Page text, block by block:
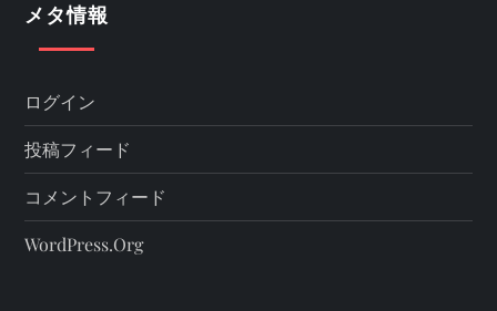
メタ情報
ログイン
投稿フィード
コメントフィード
WordPress.org